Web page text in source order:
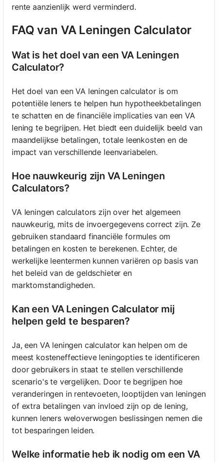
rente aanzienlijk werd verminderd.
FAQ van VA Leningen Calculator
Wat is het doel van een VA Leningen
Calculator?
Het doel van een VA leningen calculator is om
potentiële leners te helpen hun hypotheekbetalingen
te schatten en de financiële implicaties van een VA
lening te begrijpen. Het biedt een duidelijk beeld van
maandelijkse betalingen, totale leenkosten en de
impact van verschillende leenvariabelen.
Hoe nauwkeurig zijn VA Leningen
Calculators?
VA leningen calculators zijn over het algemeen
nauwkeurig, mits de invoergegevens correct zijn. Ze
gebruiken standaard financiële formules om
betalingen en kosten te berekenen. Echter, de
werkelijke leentermen kunnen variëren op basis van
het beleid van de geldschieter en
marktomstandigheden.
Kan een VA Leningen Calculator mij
helpen geld te besparen?
Ja, een VA leningen calculator kan helpen om de
meest kosteneffectieve leningopties te identificeren
door gebruikers in staat te stellen verschillende
scenario's te vergelijken. Door te begrijpen hoe
veranderingen in rentevoeten, looptijden van leningen
of extra betalingen van invloed zijn op de lening,
kunnen leners weloverwogen beslissingen nemen die
tot besparingen leiden.
Welke informatie heb ik nodig om een VA